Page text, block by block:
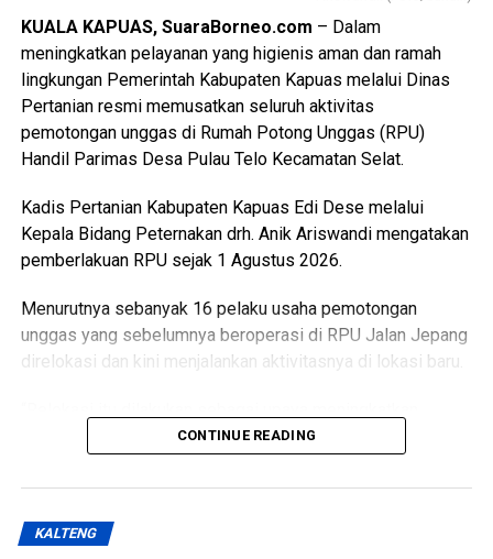
KUALA KAPUAS, SuaraBorneo.com – Dalam
meningkatkan pelayanan yang higienis aman dan ramah
lingkungan Pemerintah Kabupaten Kapuas melalui Dinas
Pertanian resmi memusatkan seluruh aktivitas
pemotongan unggas di Rumah Potong Unggas (RPU)
Handil Parimas Desa Pulau Telo Kecamatan Selat.
Kadis Pertanian Kabupaten Kapuas Edi Dese melalui
Kepala Bidang Peternakan drh. Anik Ariswandi mengatakan
pemberlakuan RPU sejak 1 Agustus 2026.
Menurutnya sebanyak 16 pelaku usaha pemotongan
unggas yang sebelumnya beroperasi di RPU Jalan Jepang
direlokasi dan kini menjalankan aktivitasnya di lokasi baru.
kualitas pelayanan sekaligus menghadirkan fasilitas
lingkungan,” katanya Kamis (6/8/2026).
Ia menjelaskan terkait kondisi RPU lama sudah tidak lagi
CONTINUE READING
KALTENG